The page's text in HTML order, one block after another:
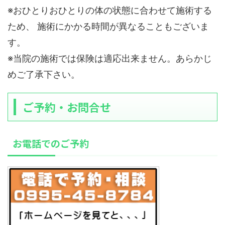
※おひとりおひとりの体の状態に合わせて施術する
ため、 施術にかかる時間が異なることもございま
す。
※当院の施術では保険は適応出来ません。あらかじ
めご了承下さい。
ご予約・お問合せ
お電話でのご予約